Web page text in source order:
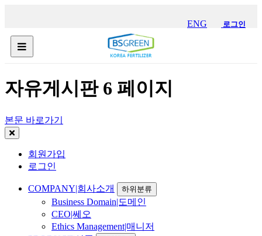
ENG 로그인
자유게시판 6 페이지
본문 바로가기
회원가입
로그인
COMPANY|회사소개 하위분류
Business Domain|도메인
CEO|쎄오
Ethics Management|매니저